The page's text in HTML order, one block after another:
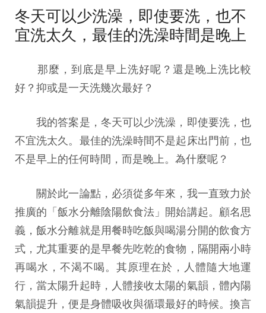
冬天可以少洗澡，即使要洗，也不
宜洗太久，最佳的洗澡時間是晚上
那麼，到底是早上洗好呢？還是晚上洗比較
好？抑或是一天洗幾次最好？
我的答案是，冬天可以少洗澡，即使要洗，也
不宜洗太久。最佳的洗澡時間不是起床出門前，也
不是早上的任何時間，而是晚上。為什麼呢？
關於此一論點，必須從多年來，我一直致力於
推廣的「飯水分離陰陽飲食法」開始講起。顧名思
義，飯水分離就是用餐時吃飯與喝湯分開的飲食方
式，尤其重要的是早餐先吃乾的食物，隔開兩小時
再喝水，不渴不喝。其原理在於，人體隨大地運
行，當太陽升起時，人體接收太陽的氣韻，體內陽
氣韻提升，便是身體吸收與循環最好的時候。換言